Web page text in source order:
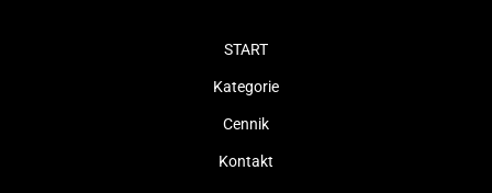
START
Kategorie
Cennik
Kontakt